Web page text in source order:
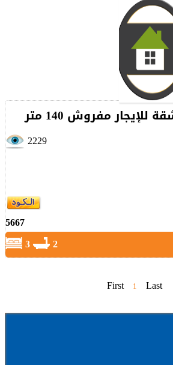
مفروش 140 متر
2229
5667
2
First 1 Last